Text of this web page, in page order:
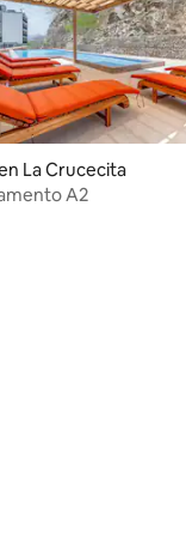
de 5, 101 reseñas
La Crucecita
A2